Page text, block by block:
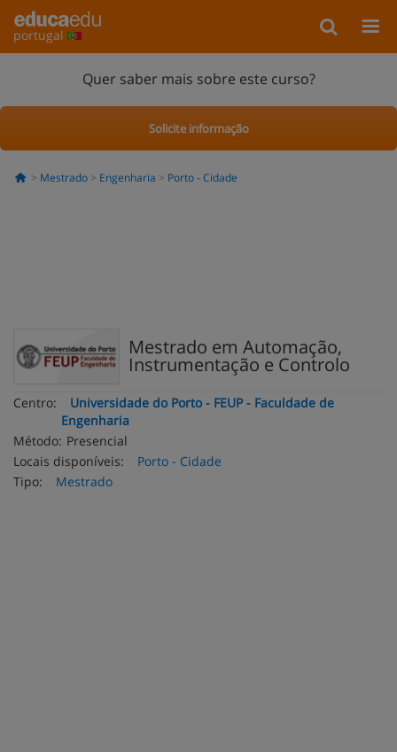
portugal
Quer saber mais sobre este curso?
Solicite informação
Mestrado Engenharia Porto - Cidade
Mestrado em Automação,
Instrumentação e Controlo
Centro:
Universidade do Porto - FEUP - Faculdade de
Engenharia
Método: Presencial
Locais disponíveis:
Porto - Cidade
Tipo:
Mestrado